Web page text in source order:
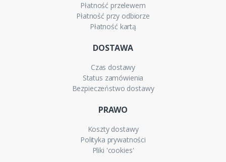
Płatność przelewem
Płatność przy odbiorze
Płatność kartą
DOSTAWA
Czas dostawy
Status zamówienia
Bezpieczeństwo dostawy
PRAWO
Koszty dostawy
Polityka prywatności
Pliki 'cookies'